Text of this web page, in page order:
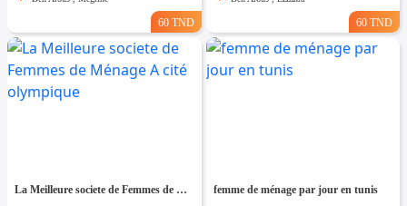
60 TND 60 TND
La Meilleure societe de Femmes de Ménage A cité olympique femme de ménage par jour en tunis